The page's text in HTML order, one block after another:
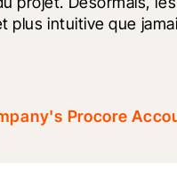
plus intuitive que
Procore